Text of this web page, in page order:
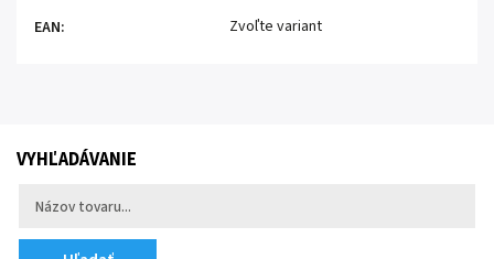
EAN: Zvoľte variant
VYHĽADÁVANIE